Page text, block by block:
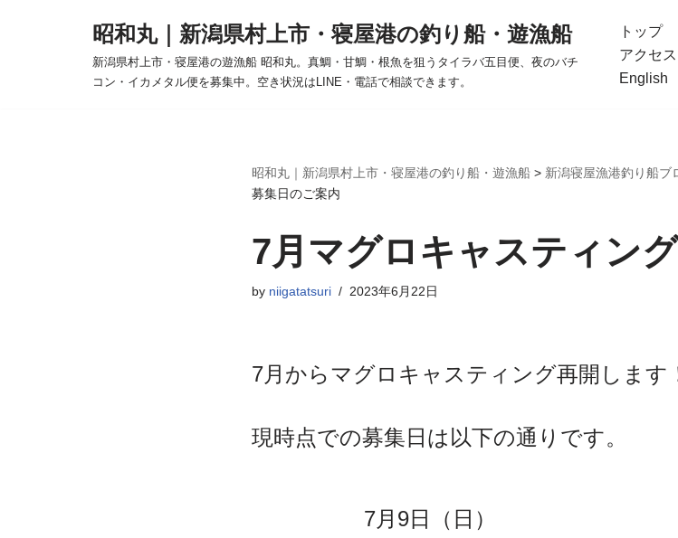
昭和丸｜新潟県村上市・寝屋港の釣り船・遊漁船
新潟県村上市・寝屋港の遊漁船 昭和丸。真鯛・甘鯛・根魚を狙うタイラバ五目便、夜のバチ
コン・イカメタル便を募集中。空き状況はLINE・電話で相談できます。
トップ
アクセス
English
昭和丸｜新潟県村上市・寝屋港の釣り船・遊漁船> 新潟寝屋漁港釣り船ブ
募集日のご案内
7月マグロキャスティン
by niigatatsuri 2023年6月22日
7月からマグロキャスティング再開します
現時点での募集日は以下の通りです。
7月9日（日）